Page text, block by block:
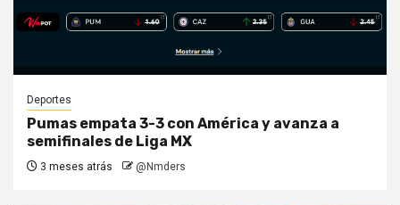
Deportes
Pumas empata 3-3 con América y avanza a
semifinales de Liga MX
3 meses atrás @Nmders